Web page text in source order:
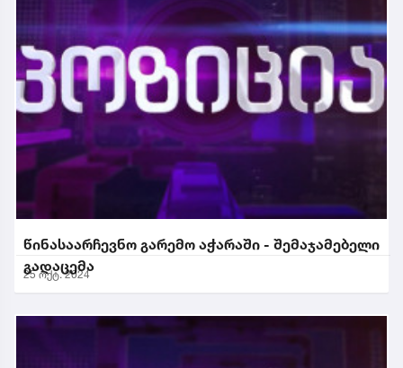
წინასაარჩევნო გარემო აჭარაში - შემაჯამებელი
გადაცემა
25 ოქტ. 2024